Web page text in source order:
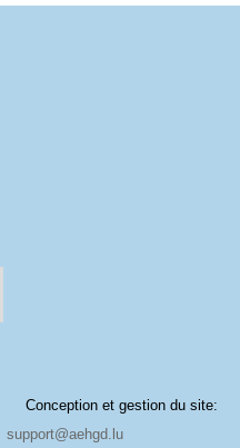
Conception et gestion du site:
support@aehgd.lu